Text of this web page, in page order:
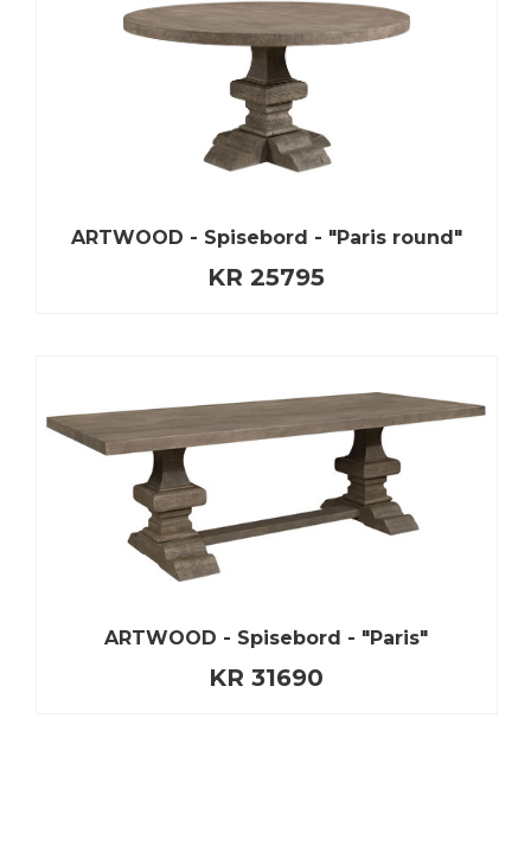
ARTWOOD - Spisebord - "Paris round"
KR 25795
ARTWOOD - Spisebord - "Paris"
KR 31690